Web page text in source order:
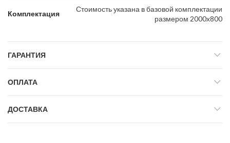
Комплектация
Стоимость указана в базовой комплектации
размером 2000х800
ГАРАНТИЯ
ОПЛАТА
ДОСТАВКА